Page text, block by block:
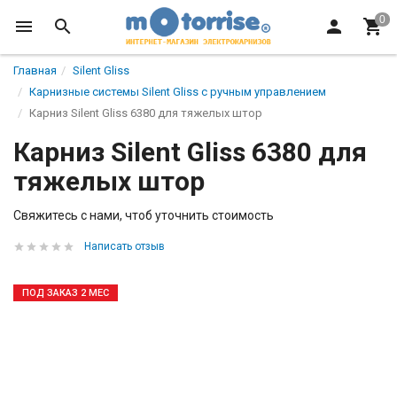
Главная
Silent Gliss
Карнизные системы Silent Gliss с ручным управлением
Карниз Silent Gliss 6380 для тяжелых штор
Карниз Silent Gliss 6380 для
тяжелых штор
Свяжитесь с нами, чтоб уточнить стоимость
Написать отзыв
ПОД ЗАКАЗ 2 МЕС